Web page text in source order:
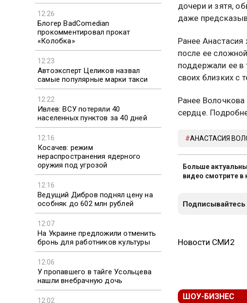
12:26
Блогер BadComedian
прокомментировал прокат
«Колобка»
12:23
Автоэксперт Целиков назвал
самые популярные марки такси
12:22
Ивлев: ВСУ потеряли 40
населенных пунктов за 40 дней
12:16
Косачев: режим
нераспространения ядерного
оружия под угрозой
12:16
Ведущий Дибров поднял цену на
особняк до 602 млн рублей
12:07
На Украине предложили отменить
бронь для работников культуры
12:06
У пропавшего в тайге Усольцева
нашли внебрачную дочь
12:02
дочери и зятя,
даже
Ранее
после ее
поддержали ее в
своих близких с
Ранее Волочкова
сердце.
АНАСТАСИЯ
Больше
видео смотрите в
Новости СМИ2
ШОУ-БИЗНЕС